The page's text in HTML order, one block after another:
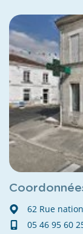
62 Rue
05 46 95 60